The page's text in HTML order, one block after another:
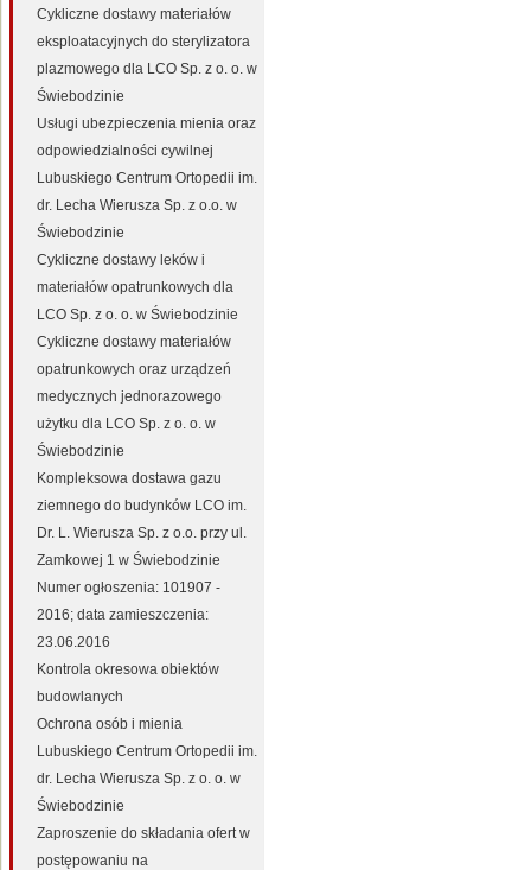
Cykliczne dostawy materiałów
eksploatacyjnych do sterylizatora
plazmowego dla LCO Sp. z o. o. w
Świebodzinie
Usługi ubezpieczenia mienia oraz
odpowiedzialności cywilnej
Lubuskiego Centrum Ortopedii im.
dr. Lecha Wierusza Sp. z o.o. w
Świebodzinie
Cykliczne dostawy leków i
materiałów opatrunkowych dla
LCO Sp. z o. o. w Świebodzinie
Cykliczne dostawy materiałów
opatrunkowych oraz urządzeń
medycznych jednorazowego
użytku dla LCO Sp. z o. o. w
Świebodzinie
Kompleksowa dostawa gazu
ziemnego do budynków LCO im.
Dr. L. Wierusza Sp. z o.o. przy ul.
Zamkowej 1 w Świebodzinie
Numer ogłoszenia: 101907 -
2016; data zamieszczenia:
23.06.2016
Kontrola okresowa obiektów
budowlanych
Ochrona osób i mienia
Lubuskiego Centrum Ortopedii im.
dr. Lecha Wierusza Sp. z o. o. w
Świebodzinie
Zaproszenie do składania ofert w
postępowaniu na